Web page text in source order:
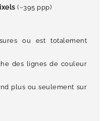
(~395 ppp)
ou est totalement
des lignes de couleur
plus ou seulement sur